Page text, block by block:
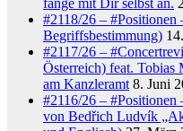
#2118/26 –
Begriffsbestimmung)
#2117/26 –
Österreich) feat. Tobias
am Kanzleramt 8. Juni
#2116/26 –
von Bedřich Ludvík